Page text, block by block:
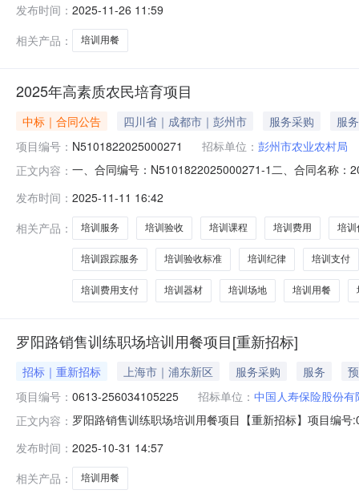
期：2025年10月31日经评标委员会评审，本次评标结果
司，投标价格：29
发布时间： 2025-11-26 11:59
相关产品：
培训用餐
2025年高素质农民培育项目
中标｜合同公告 四川省｜成都市｜彭州市 服务采购
服务
项目编号： N5101822025000271 招标单位： 彭州市农业农村局
正文内容： 一、合同编号：N5101822025000271-1二、合同名称：
川省成都市彭州市天彭镇安彭路17号联系方式：
发布时间： 2025-11-11 16:42
相关产品：
培训服务 培训验收 培训课程 培训费用 培训
培训跟踪服务 培训验收标准 培训纪律 培训支付
培训费用支付 培训器材 培训场地 培训用餐
罗阳路销售训练职场培训用餐项目[重新招标]
招标｜重新招标 上海市｜浦东新区 服务采购 服务
项目编号： 0613-256034105225 招标单位： 中国人寿保险股份
正文内容： 罗阳路销售训练职场培训用餐项目【重新招标】项目编
标法》，上海机电设备招标有限公司受中国人寿保险股
发布时间： 2025-10-31 14:57
相关产品：
培训用餐